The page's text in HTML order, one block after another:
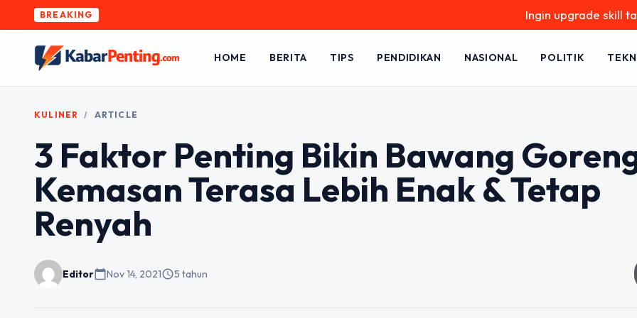
BREAKING Ingin upgrade skill tanpa
HOME BERITA TIPS PENDIDIKAN NASIONAL POLITIK
KULINER / ARTICLE
3 Faktor Penting Bikin Bawang
Kemasan Terasa Lebih Enak & Tetap
Renyah
Editorcalendar_todayNov 14, 2021schedule5 tahun